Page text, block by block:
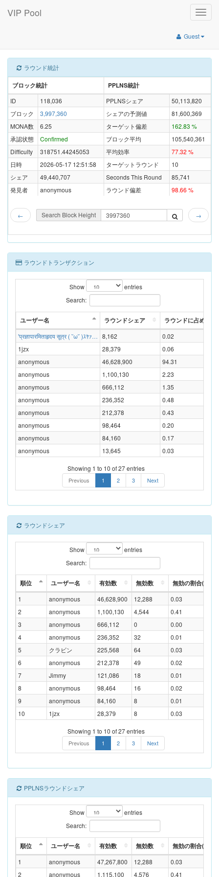
Toggle
VIP Pool
Guest
ラウンド統計
ブロック統計 PPLNS統計
ID 118,036 PPLNSシェア
50,113,820
ブロック
3,997,360 シェアの予測値
81,600,369
MONA数
6.25 ターゲット偏差
162.83 %
承認状態
Confirmed ブロック平均
105,540,361
Difficulty
318751.44245053 平均効率
77.32 %
日時
2026-05-17 12:51:58 ターゲットラウンド
10
シェア
49,440,707 Seconds This Round
85,741
発見者
anonymous ラウンド偏差 98.66 %
← Search Block Height →
ラウンドトランザクション
Show
entries
Search:
ユーザー名 ラウンドシェア ラウンドに占める割
'प्रज्ञापारमिताहृदय सूत्र ( ˘ω˘ )ｽﾔｧ… 8,162
0.02
1jzx
28,379
0.06
anonymous
46,628,900
94.31
anonymous
1,100,130
2.23
anonymous
666,112
1.35
anonymous
236,352
0.48
anonymous
212,378
0.43
anonymous
98,464
0.20
anonymous
84,160
0.17
anonymous
13,645 0.03
Showing 1 to 10 of 27 entries
Previous 1 2 3 Next
ラウンドシェア
Show
entries
Search:
順位 ユーザー名 有効数 無効数 無効の割合(%)
1 anonymous 46,628,900 12,288
0.03
2
anonymous 1,100,130 4,544
0.41
3
anonymous 666,112 0
0.00
4
anonymous 236,352 32
0.01
5
クラビン 225,568 64
0.03
6
anonymous 212,378 49
0.02
7
Jimmy 121,086 18
0.01
8
anonymous 98,464 16
0.02
9
anonymous 84,160 8
0.01
10
1jzx 28,379 8 0.03
Showing 1 to 10 of 27 entries
Previous 1 2 3 Next
PPLNSラウンドシェア
Show
entries
Search:
順位 ユーザー名 有効数 無効数 無効の割合(%)
1 anonymous 47,267,800 12,288
0.03
2
anonymous 1,115,100 4,576 0.41